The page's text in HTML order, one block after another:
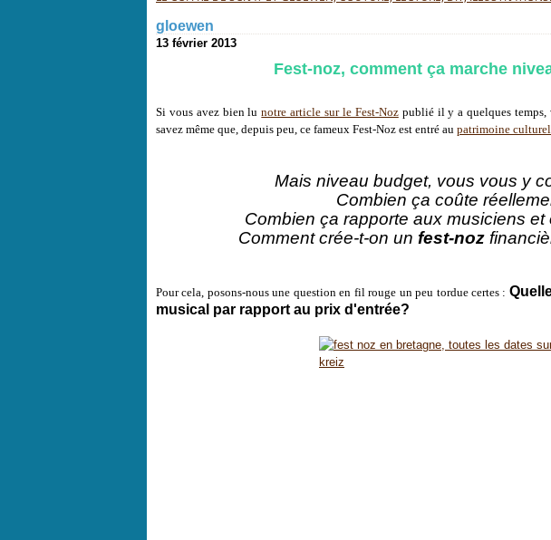
gloewen
13 février 2013
Fest-noz, comment ça marche
Si vous avez bien lunotre article sur le Fest-Nozpublié il y a quelques temps,
savez même que, depuis peu, ce fameux Fest-Noz est entré au patrimoine
Mais niveau budget, vous vous y
Combien ça coûte
Combien ça rapporte aux musiciens et
Comment crée-t-on un fest-noz
Pour cela, posons-nous une question en fil rouge un peu tordue certes :
musical par rapport au prix d'entrée?